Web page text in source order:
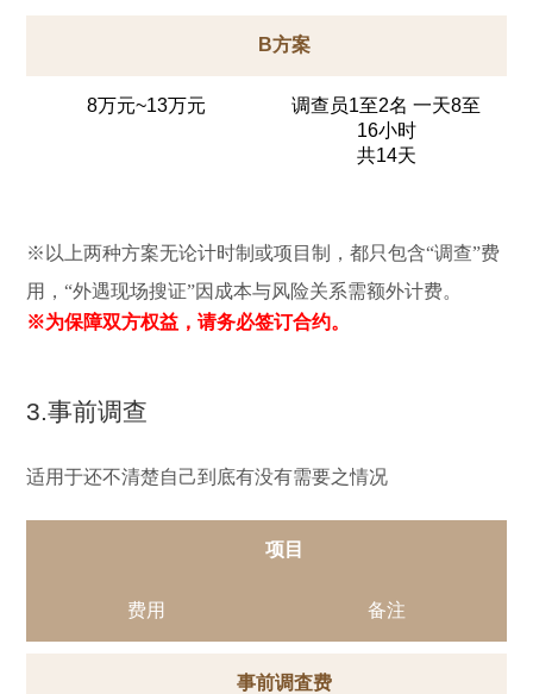
B方案
8万元~13万元
调查员1至2名 一天8至
16小时
共14天
※以上两种方案无论计时制或项目制，都只包含“调查”费
用，“外遇现场搜证”因成本与风险关系需额外计费。
※为保障双方权益，请务必签订合约。
3.事前调查
适用于还不清楚自己到底有没有需要之情况
项目
费用 备注
事前调査费